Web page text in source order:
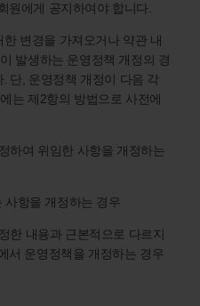
원에게 공지하여야 합니다.
변경을 가져오거나 약관 내
발생하는 운영정책 개정의 경
단, 운영정책 개정이 다음 각
는 제2항의 방법으로 사전에
하여 위임한 사항을 개정하는
사항을 개정하는 경우
한 내용과 근본적으로 다르지
서 운영정책을 개정하는 경우